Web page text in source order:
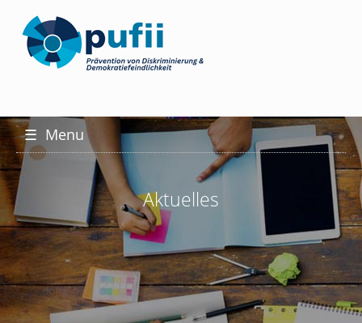
☰ Menu
Aktuelles